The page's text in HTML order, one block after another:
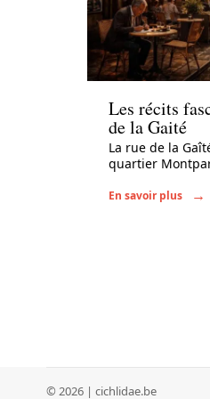
Actu
Les récits
de la Gaité
La rue de la
quartier
En savoir plus
© 2026 | cichlidae.be